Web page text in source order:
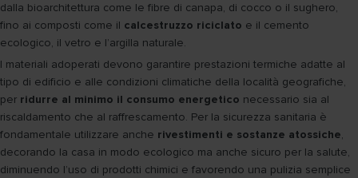
dalla bioarchitettura come le fibre di canapa, di cocco o il sughero,
fino ai composti come il calcestruzzo riciclato e il cemento
ecologico, il vetro e l’argilla naturale.
I materiali adoperati devono garantire prestazioni termiche adatte al
tipo di edificio e alle condizioni climatiche della località geografiche,
per ridurre al minimo il consumo energetico necessario sia al
riscaldamento che al raffrescamento. Per la sicurezza sanitaria è
fondamentale utilizzare anche rivestimenti e sostanze atossiche,
decorando la casa in modo ecologico ma anche sicuro per la salute,
diminuendo l’uso di prodotti chimici e favorendo una pulizia semplice